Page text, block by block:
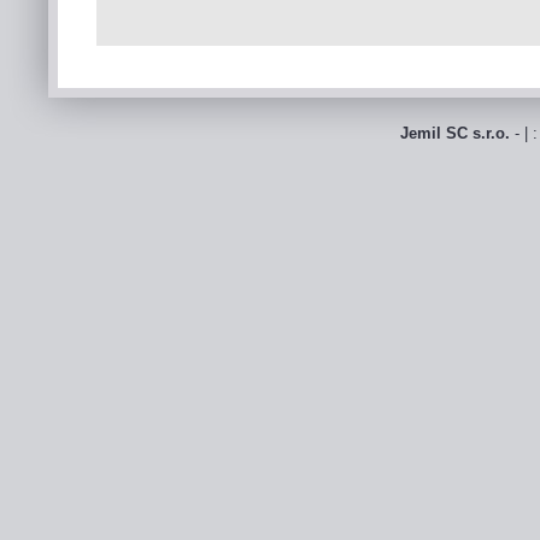
Jemil SC s.r.o. - |